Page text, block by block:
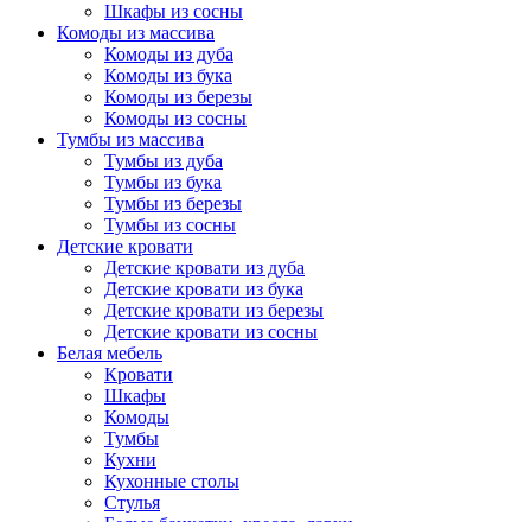
Шкафы из сосны
Комоды из массива
Комоды из дуба
Комоды из бука
Комоды из березы
Комоды из сосны
Тумбы из массива
Тумбы из дуба
Тумбы из бука
Тумбы из березы
Тумбы из сосны
Детские кровати
Детские кровати из дуба
Детские кровати из бука
Детские кровати из березы
Детские кровати из сосны
Белая мебель
Кровати
Шкафы
Комоды
Тумбы
Кухни
Кухонные столы
Стулья